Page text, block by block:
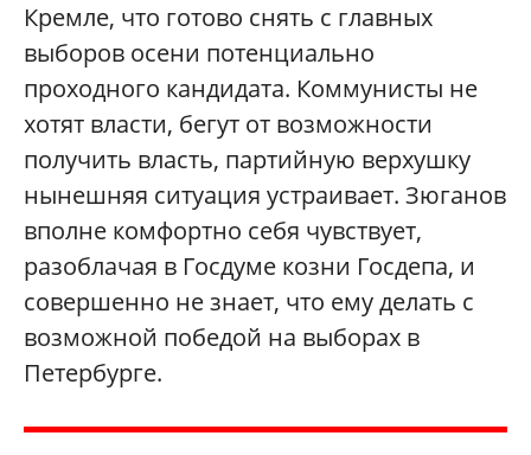
Кремле, что готово снять с главных
выборов осени потенциально
проходного кандидата. Коммунисты не
хотят власти, бегут от возможности
получить власть, партийную верхушку
нынешняя ситуация устраивает. Зюганов
вполне комфортно себя чувствует,
разоблачая в Госдуме козни Госдепа, и
совершенно не знает, что ему делать с
возможной победой на выборах в
Петербурге.